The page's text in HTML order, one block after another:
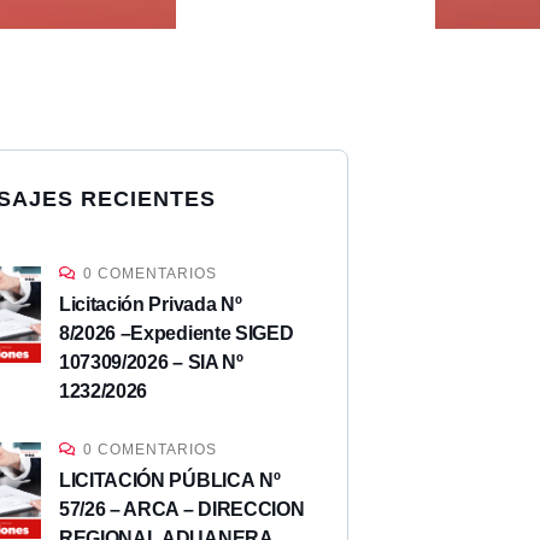
RECIENTES
0 COMENTARIOS
Licitación Privada Nº
8/2026 –Expediente SIGED
107309/2026 – SIA Nº
1232/2026
0 COMENTARIOS
LICITACIÓN PÚBLICA Nº
57/26 – ARCA – DIRECCION